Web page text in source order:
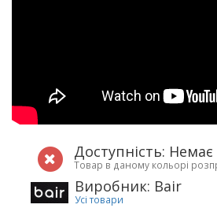
Доступність: Немає
Товар в даному кольорі
Виробник: Bair
Усі товари